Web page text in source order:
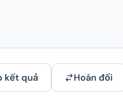
kết quả Hoán đổi